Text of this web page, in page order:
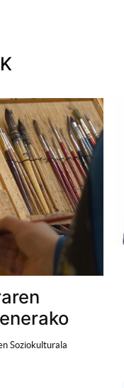
Soziokulturala